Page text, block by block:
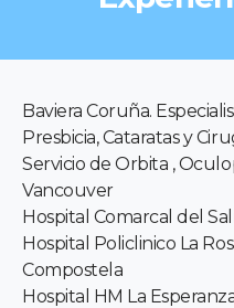
Baviera Coruña.
Presbicia, Cataratas y
Servicio de Orbita ,
Vancouver
Hospital Comarcal del
Hospital Policlinico La
Compostela
Hospital HM La